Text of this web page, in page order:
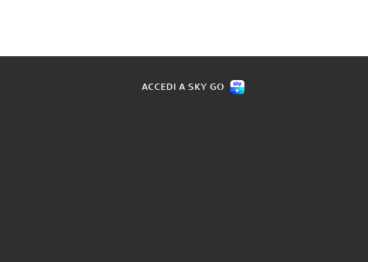
ACCEDI A SKY GO